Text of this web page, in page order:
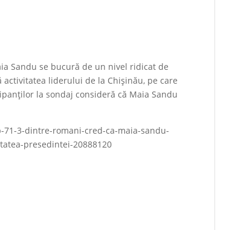
Sandu se bucură de un nivel ridicat de
liderului de la Chișinău, pe care
la sondaj consideră că Maia Sandu
3-dintre-romani-cred-ca-maia-sandu-
presedintei-20888120